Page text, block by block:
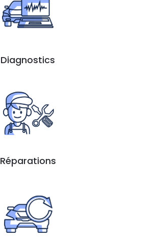
Diagnostics
Réparations